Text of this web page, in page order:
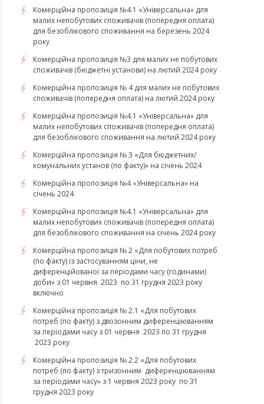
Комерційна пропозиція №4.1 «Універсальна» для
малих непобутових споживачів (попередня оплата)
для безоблікового споживання на березень 2024
року
Комерційна пропозиція №3 для малих не побутових
споживачів (бюджетні установи) на лютий 2024 року
Комерційна пропозиція № 4 для малих не побутових
споживачів (попередня оплата) на лютий 2024 року
Комерційна пропозиція №4.1 «Універсальна» для
малих непобутових споживачів (попередня оплата)
для безоблікового споживання на лютий 2024 року
Комерційна пропозиція № 3 «Для бюджетних/
комунальних установ (по факту)» на січень 2024
Комерційна пропозиція №4 «Універсальна» на
січень 2024
Комерційна пропозиція №4.1 «Універсальна» для
малих непобутових споживачів (попередня оплата)
для безоблікового споживання на січень 2024 року
Комерційна пропозиція № 2 «Для побутових потреб
(по факту) із застосуванням ціни, не
диференційованої за періодами часу (годинами)
доби» з 01 червня 2023 по 31 грудня 2023 року
включно
Комерційна пропозиція № 2.1 «Для побутових
потреб (по факту) з двозонним диференціюванням
за періодами часу з 01 червня 2023 по 31 грудня
2023 року
Комерційна пропозиція № 2.2 «Для побутових
потреб (по факту) з тризонним диференціюванням
за періодами часу» з 1 червня 2023 року по 31
грудня 2023 року